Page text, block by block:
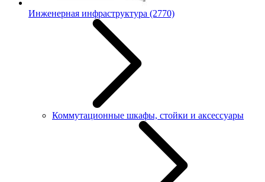
Инженерная инфраструктура (2770)
Коммутационные шкафы, стойки и аксессуары